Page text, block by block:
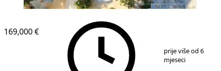
1 10
169,000 €
prije više od 6
mjeseci